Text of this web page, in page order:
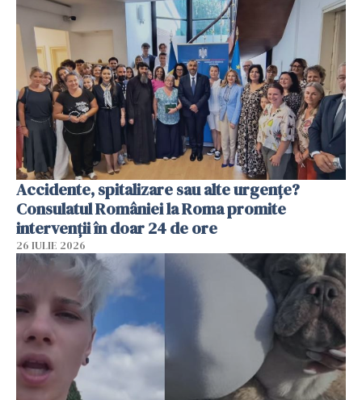
Accidente, spitalizare sau alte urgențe?
Consulatul României la Roma promite
intervenții în doar 24 de ore
26 IULIE 2026